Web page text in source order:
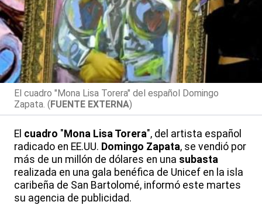
El cuadro "Mona Lisa Torera" del español Domingo
Zapata. (FUENTE EXTERNA)
El cuadro " Mona Lisa Torera", del artista español
radicado en EE.UU. Domingo Zapata, se vendió por
más de un millón de dólares en una subasta
realizada en una gala benéfica de Unicef en la isla
caribeña de San Bartolomé, informó este martes
su agencia de publicidad.